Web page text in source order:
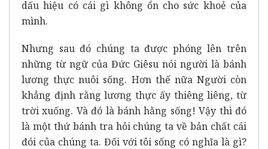
dấu hiệu có cái gì không ổn cho sức khoẻ của
mình.
Nhưng sau đó chúng ta được phóng lên trên
những từ ngữ của Đức Giêsu nói người là bánh
lương thực nuôi sống. Hơn thế nữa Người còn
khẳng định rằng lương thực ấy thiêng liêng, từ
trời xuống. Và đó là bánh hằng sống! Vậy thì đó
là một thứ bánh tra hỏi chúng ta về bản chất cái
đói của chúng ta. Đối với tôi sống có nghĩa là gì?